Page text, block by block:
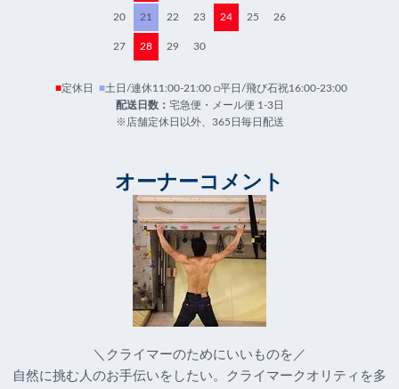
20 21 22 23 24 25 26
27 28 29 30
■定休日 ■土日/連休11:00-21:00 □平日/飛び石祝16:00-23:00
配送日数： 宅急便・メール便 1-3日
※店舗定休日以外、365日毎日配送
オーナーコメント
＼クライマーのためにいいものを／
自然に挑む人のお手伝いをしたい。クライマークオリティを多